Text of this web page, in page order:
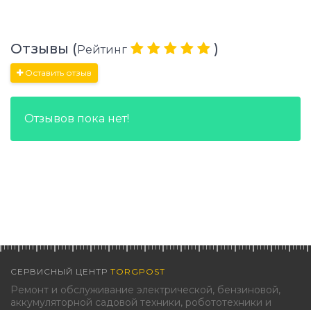
Отзывы (Рейтинг )
Оставить отзыв
Отзывов пока нет!
СЕРВИСНЫЙ ЦЕНТР TORGPOST
Ремонт и обслуживание электрической, бензиновой,
аккумуляторной садовой техники, робототехники и